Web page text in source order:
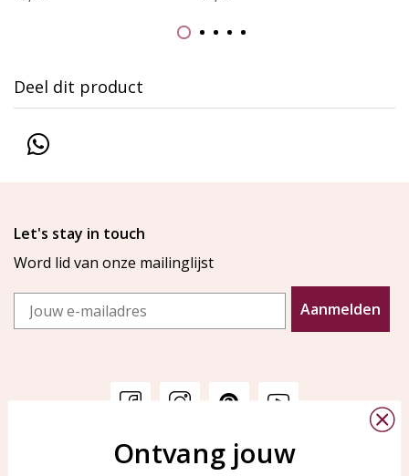
Deel dit product
Let's stay in touch
Word lid van onze mailinglijst
Email
Aanmelden
KAYA Sieraden
Ontvang jouw